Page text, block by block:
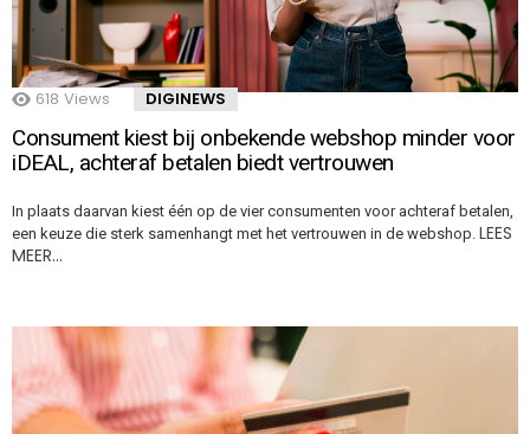
618 Views DIGINEWS
Consument kiest bij onbekende webshop minder voor
iDEAL, achteraf betalen biedt vertrouwen
In plaats daarvan kiest één op de vier consumenten voor achteraf betalen,
een keuze die sterk samenhangt met het vertrouwen in de webshop. LEES
MEER…